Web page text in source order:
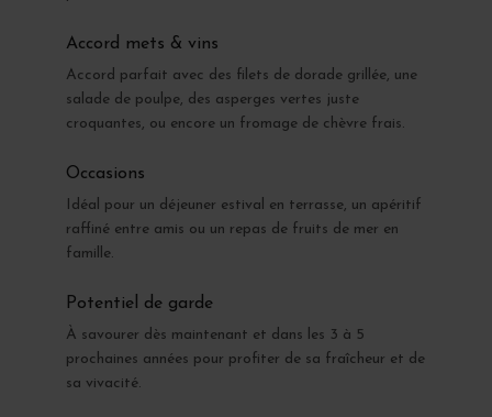
Accord mets & vins
Accord parfait avec des filets de dorade grillée, une
salade de poulpe, des asperges vertes juste
croquantes, ou encore un fromage de chèvre frais.
Occasions
Idéal pour un déjeuner estival en terrasse, un apéritif
raffiné entre amis ou un repas de fruits de mer en
famille.
Potentiel de garde
À savourer dès maintenant et dans les 3 à 5
prochaines années pour profiter de sa fraîcheur et de
sa vivacité.